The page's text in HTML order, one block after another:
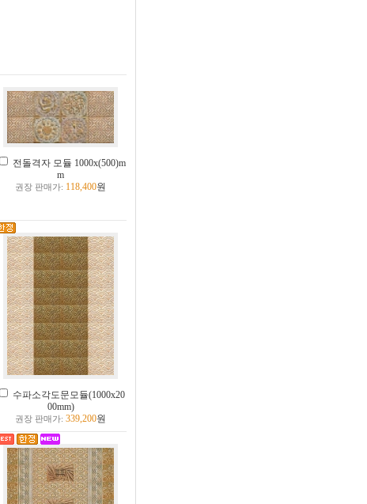
전돌격자 모듈 1000x(500)m
m
권장 판매가: 118,400원
수파소각도문모듈(1000x20
00mm)
권장 판매가:339,200원